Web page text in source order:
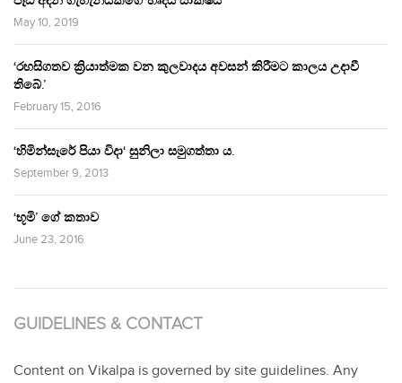
May 10, 2019
‘රහසිගතව ක්‍රියාත්මක වන කුලවාදය අවසන් කිරීමට කාලය උදාවී
තිබේ.’
February 15, 2016
‘හිමින්සැරේ පියා විදා‘ සුනිලා සමුගත්තා ය.
September 9, 2013
‘භූමි’ ගේ කතාව
June 23, 2016
GUIDELINES & CONTACT
Content on Vikalpa is governed by site guidelines. Any